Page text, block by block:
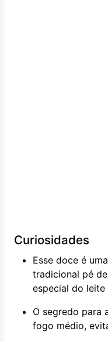
Curiosidades
Esse doce é
tradicional pé
especial do leite
O segredo para
fogo médio,